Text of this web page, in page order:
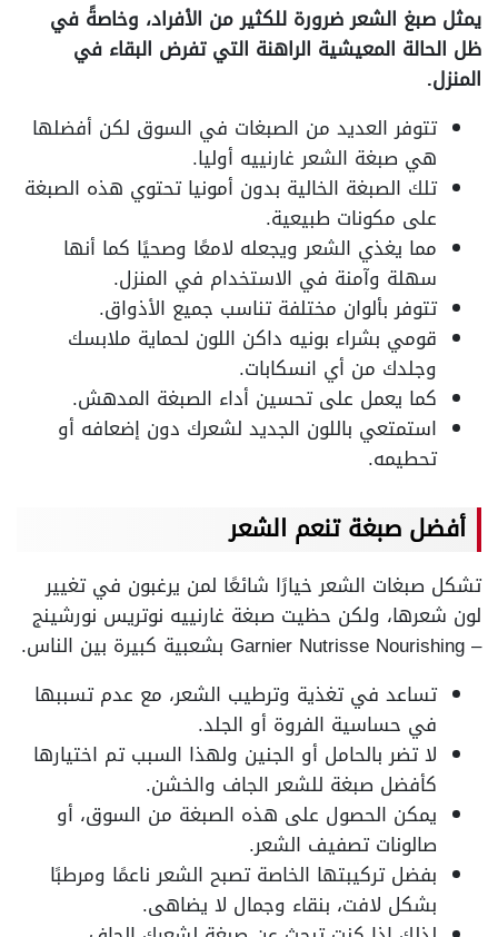
يمثل صبغ الشعر ضرورة للكثير من الأفراد، وخاصةً في
ظل الحالة المعيشية الراهنة التي تفرض البقاء في
المنزل.
تتوفر العديد من الصبغات في السوق لكن أفضلها
هي صبغة الشعر غارنييه أوليا.
تلك الصبغة الخالية بدون أمونيا تحتوي هذه الصبغة
على مكونات طبيعية.
مما يغذي الشعر ويجعله لامعًا وصحيًا كما أنها
سهلة وآمنة في الاستخدام في المنزل.
تتوفر بألوان مختلفة تناسب جميع الأذواق.
قومي بشراء بونيه داكن اللون لحماية ملابسك
وجلدك من أي انسكابات.
كما يعمل على تحسين أداء الصبغة المدهش.
استمتعي باللون الجديد لشعرك دون إضعافه أو
تحطيمه.
أفضل صبغة تنعم الشعر
تشكل صبغات الشعر خيارًا شائعًا لمن يرغبون في تغيير
لون شعرها، ولكن حظيت صبغة غارنييه نوتريس نورشينج
– Garnier Nutrisse Nourishing بشعبية كبيرة بين الناس.
تساعد في تغذية وترطيب الشعر، مع عدم تسببها
في حساسية الفروة أو الجلد.
لا تضر بالحامل أو الجنين ولهذا السبب تم اختيارها
كأفضل صبغة للشعر الجاف والخشن.
يمكن الحصول على هذه الصبغة من السوق، أو
صالونات تصفيف الشعر.
بفضل تركيبتها الخاصة تصبح الشعر ناعمًا ومرطبًا
بشكل لافت، بنقاء وجمال لا يضاهى.